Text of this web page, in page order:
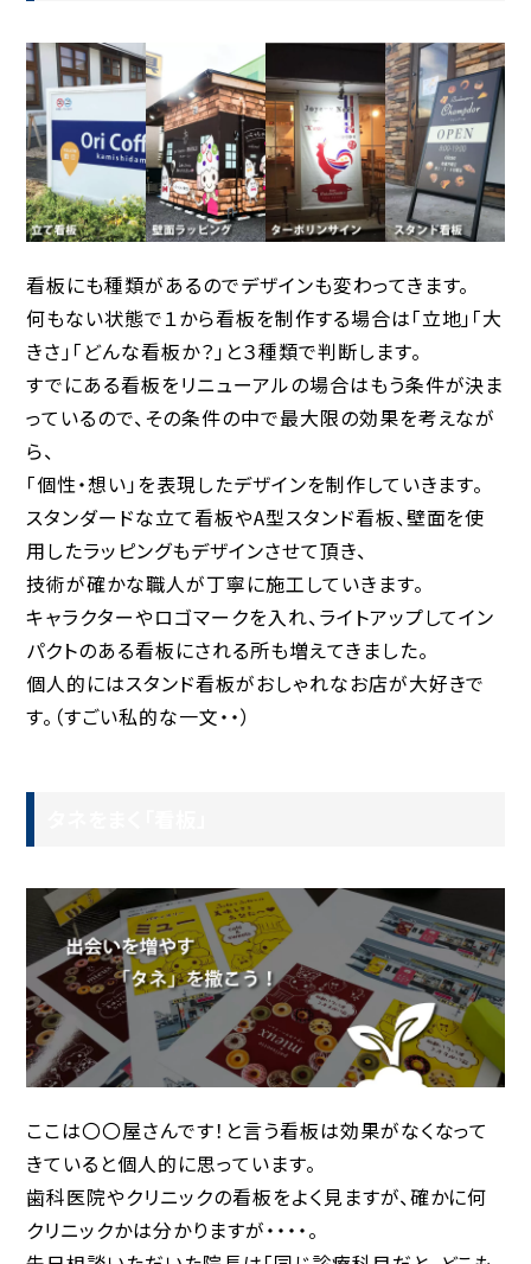
看板にも種類があるのでデザインも変わってきます。
何もない状態で１から看板を制作する場合は「立地」「大
きさ」「どんな看板か？」と３種類で判断します。
すでにある看板をリニューアルの場合はもう条件が決ま
っているので、その条件の中で最大限の効果を考えなが
ら、
「個性・想い」を表現したデザインを制作していきます。
スタンダードな立て看板やA型スタンド看板、壁面を使
用したラッピングもデザインさせて頂き、
技術が確かな職人が丁寧に施工していきます。
キャラクターやロゴマークを入れ、ライトアップしてイン
パクトのある看板にされる所も増えてきました。
個人的にはスタンド看板がおしゃれなお店が大好きで
す。（すごい私的な一文・・）
ここは〇〇屋さんです！と言う看板は効果がなくなって
きていると個人的に思っています。
歯科医院やクリニックの看板をよく見ますが、確かに何
クリニックかは分かりますが・・・・。